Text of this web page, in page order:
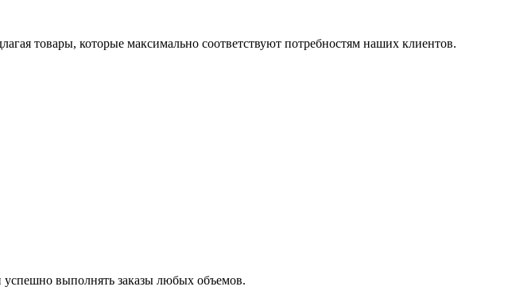
товары, которые максимально соответствуют потребностям наших клиентов.
успешно выполнять заказы любых объемов.